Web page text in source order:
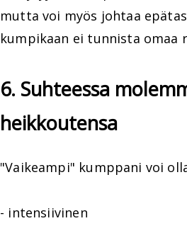
mutta voi myös johtaa
kumpikaan ei tunnista omaa
6. Suhteessa
heikkoutensa
"Vaikeampi" kumppani voi
- intensiivinen